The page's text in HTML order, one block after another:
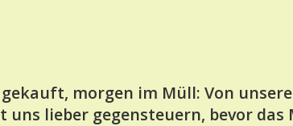
morgen im Müll: Von
uns lieber gegensteuern, bevor